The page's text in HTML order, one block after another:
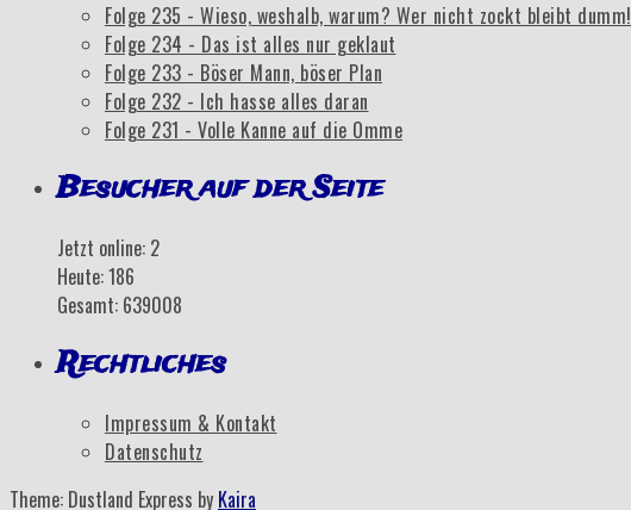
Folge 235 - Wieso, weshalb, warum? Wer nicht zockt bleibt dumm!
Folge 234 - Das ist alles nur geklaut
Folge 233 - Böser Mann, böser Plan
Folge 232 - Ich hasse alles daran
Folge 231 - Volle Kanne auf die Omme
Besucher auf der Seite
Jetzt online: 2
Heute: 186
Gesamt: 639008
Rechtliches
Impressum & Kontakt
Datenschutz
Theme: Dustland Express by Kaira